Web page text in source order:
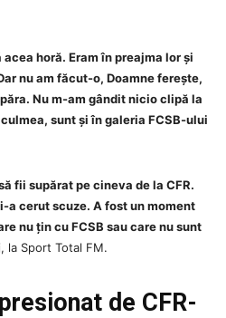
horă. Eram în preajma lor și
nu am făcut-o, Doamne ferește,
Nu m-am gândit nicio clipă la
sunt și în galeria FCSB-ului
fii supărat pe cineva de la CFR.
a cerut scuze. A fost un moment
nu țin cu FCSB sau care nu sunt
la Sport Total FM.
de CFR-